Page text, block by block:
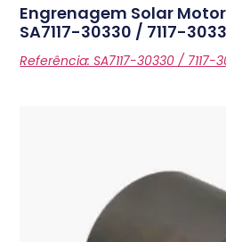
Engrenagem Solar
SA7117-30330 / 7117-
Referência: SA7117-30330 / 7117-